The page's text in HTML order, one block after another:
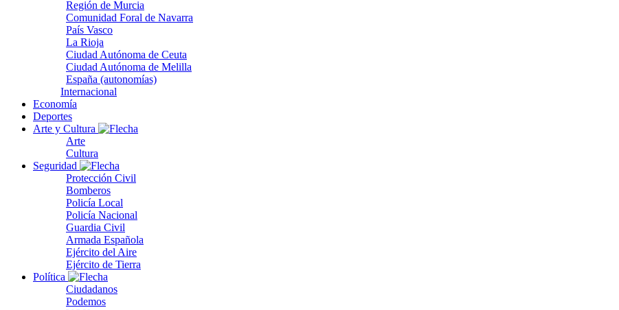
Región de Murcia
Comunidad Foral de Navarra
País Vasco
La Rioja
Ciudad Autónoma de Ceuta
Ciudad Autónoma de Melilla
España (autonomías)
Internacional
Economía
Deportes
Arte y Cultura
Arte
Cultura
Seguridad
Protección Civil
Bomberos
Policía Local
Policía Nacional
Guardia Civil
Armada Española
Ejército del Aire
Ejército de Tierra
Política
Ciudadanos
Podemos